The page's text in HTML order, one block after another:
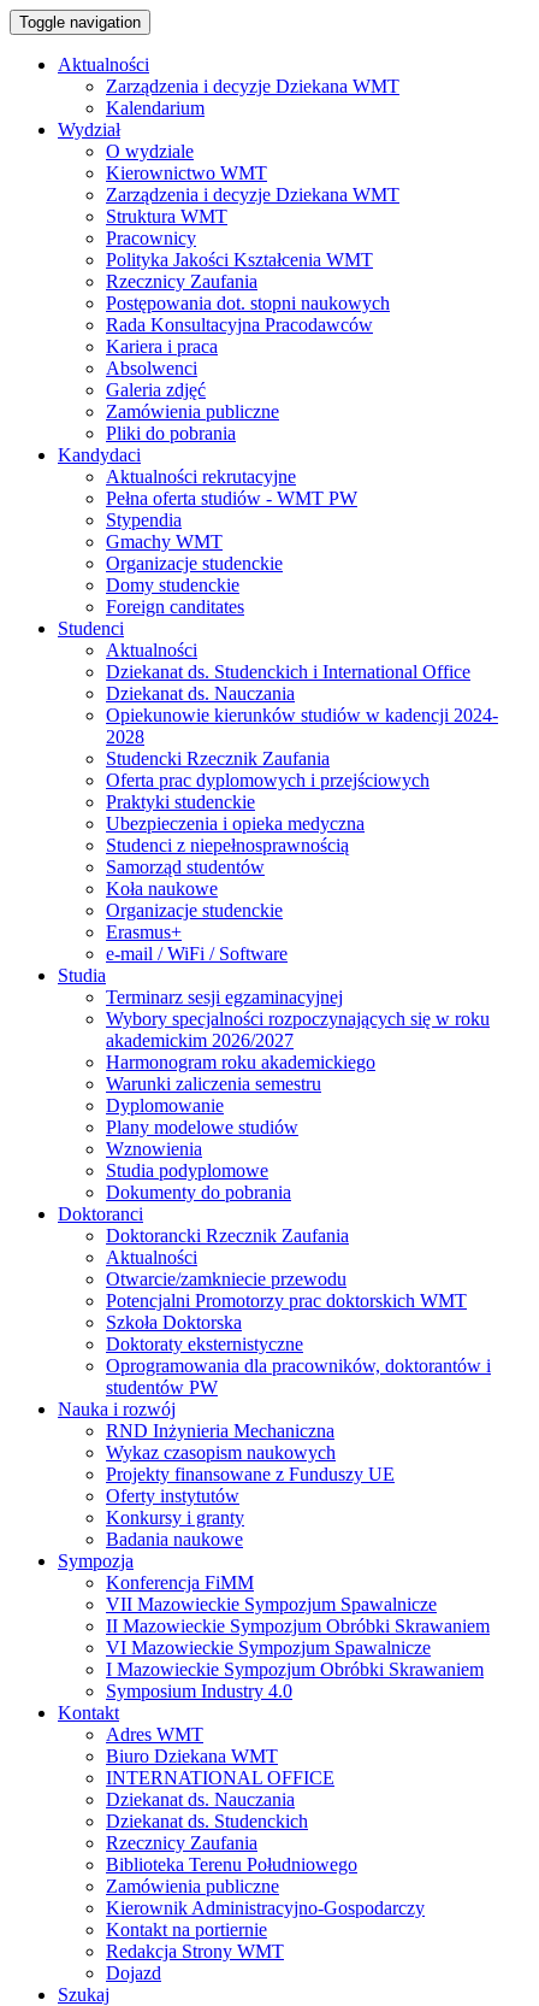
Toggle navigation
Aktualności
Zarządzenia i decyzje Dziekana WMT
Kalendarium
Wydział
O wydziale
Kierownictwo WMT
Zarządzenia i decyzje Dziekana WMT
Struktura WMT
Pracownicy
Polityka Jakości Kształcenia WMT
Rzecznicy Zaufania
Postępowania dot. stopni naukowych
Rada Konsultacyjna Pracodawców
Kariera i praca
Absolwenci
Galeria zdjęć
Zamówienia publiczne
Pliki do pobrania
Kandydaci
Aktualności rekrutacyjne
Pełna oferta studiów - WMT PW
Stypendia
Gmachy WMT
Organizacje studenckie
Domy studenckie
Foreign canditates
Studenci
Aktualności
Dziekanat ds. Studenckich i International Office
Dziekanat ds. Nauczania
Opiekunowie kierunków studiów w kadencji 2024-
2028
Studencki Rzecznik Zaufania
Oferta prac dyplomowych i przejściowych
Praktyki studenckie
Ubezpieczenia i opieka medyczna
Studenci z niepełnosprawnością
Samorząd studentów
Koła naukowe
Organizacje studenckie
Erasmus+
e-mail / WiFi / Software
Studia
Terminarz sesji egzaminacyjnej
Wybory specjalności rozpoczynających się w roku
akademickim 2026/2027
Harmonogram roku akademickiego
Warunki zaliczenia semestru
Dyplomowanie
Plany modelowe studiów
Wznowienia
Studia podyplomowe
Dokumenty do pobrania
Doktoranci
Doktorancki Rzecznik Zaufania
Aktualności
Otwarcie/zamkniecie przewodu
Potencjalni Promotorzy prac doktorskich WMT
Szkoła Doktorska
Doktoraty eksternistyczne
Oprogramowania dla pracowników, doktorantów i
studentów PW
Nauka i rozwój
RND Inżynieria Mechaniczna
Wykaz czasopism naukowych
Projekty finansowane z Funduszy UE
Oferty instytutów
Konkursy i granty
Badania naukowe
Sympozja
Konferencja FiMM
VII Mazowieckie Sympozjum Spawalnicze
II Mazowieckie Sympozjum Obróbki Skrawaniem
VI Mazowieckie Sympozjum Spawalnicze
I Mazowieckie Sympozjum Obróbki Skrawaniem
Symposium Industry 4.0
Kontakt
Adres WMT
Biuro Dziekana WMT
INTERNATIONAL OFFICE
Dziekanat ds. Nauczania
Dziekanat ds. Studenckich
Rzecznicy Zaufania
Biblioteka Terenu Południowego
Zamówienia publiczne
Kierownik Administracyjno-Gospodarczy
Kontakt na portiernie
Redakcja Strony WMT
Dojazd
Szukaj